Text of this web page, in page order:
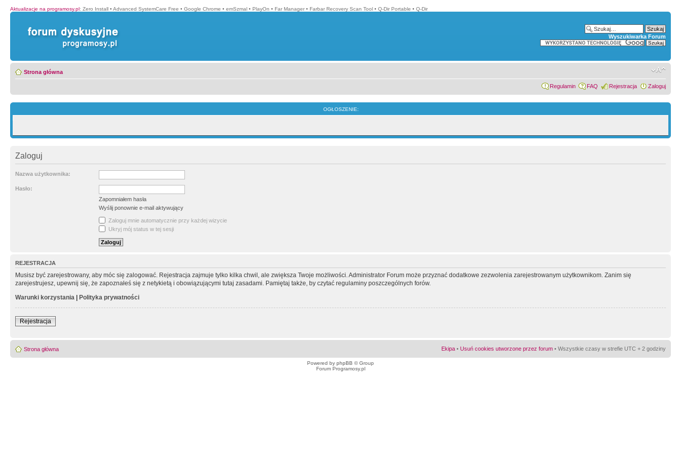
Aktualizacje na programosy.pl: Zero Install • Advanced SystemCare Free • Google Chrome • emSzmal • PlayOn • Far Manager • Farbar Recovery Scan Tool • Q-Dir Portable • Q-Dir
Wyszukiwarka Forum
Strona główna
Regulamin FAQ Rejestracja Zaloguj
OGŁOSZENIE:
Zaloguj
Nazwa użytkownika:
Hasło:
Zapomniałem hasła
Wyślij ponownie e-mail aktywujący
Zaloguj mnie automatycznie przy każdej wizycie
Ukryj mój status w tej sesji
REJESTRACJA
Musisz być zarejestrowany, aby móc się zalogować. Rejestracja zajmuje tylko kilka chwil, ale zwiększa Twoje możliwości. Administrator Forum może przyznać dodatkowe zezwolenia zarejestrowanym użytkownikom. Zanim się
zarejestrujesz, upewnij się, że zapoznałeś się z netykietą i obowiązującymi tutaj zasadami. Pamiętaj także, by czytać regulaminy poszczególnych forów.
Warunki korzystania | Polityka prywatności
Rejestracja
Strona główna Ekipa • Usuń cookies utworzone przez forum • Wszystkie czasy w strefie UTC + 2 godziny
Powered by phpBB © Group
Forum Programosy.pl